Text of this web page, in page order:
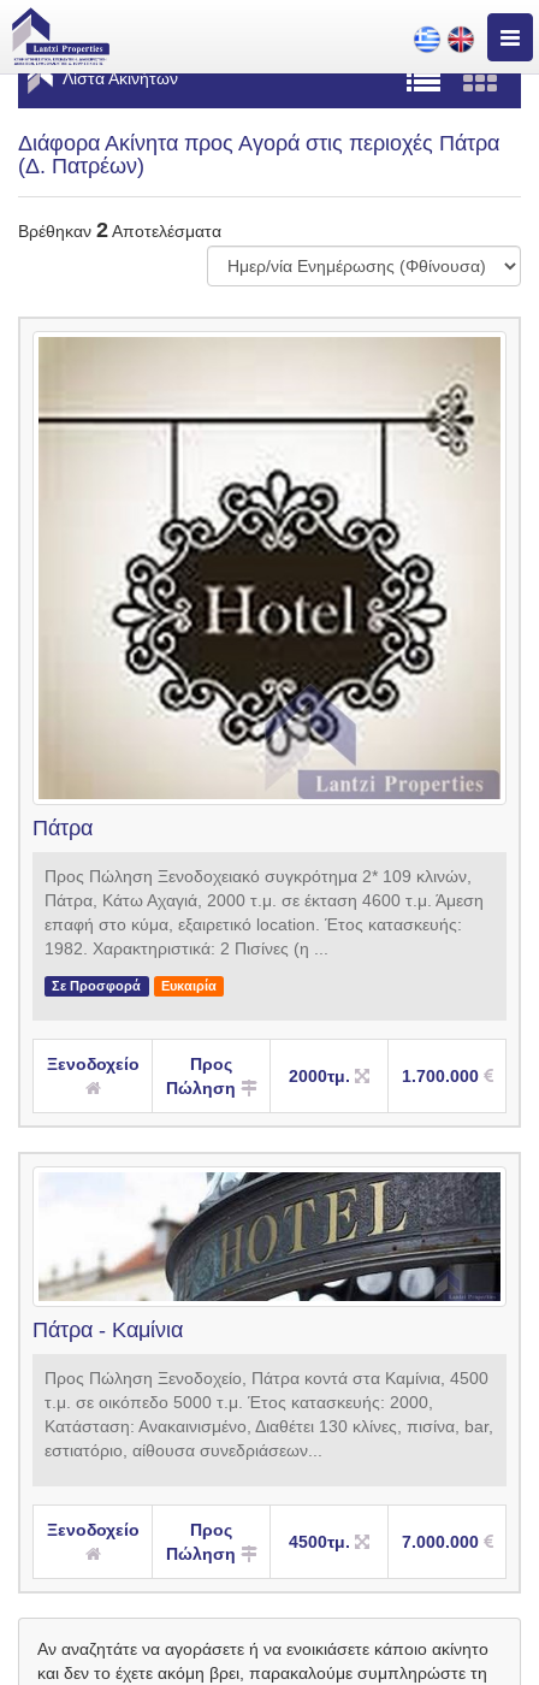
Λίστα Ακινήτων
Διάφορα Ακίνητα προς Αγορά στις περιοχές Πάτρα
(Δ. Πατρέων)
Βρέθηκαν 2Αποτελέσματα
Πάτρα
Προς Πώληση Ξενοδοχειακό συγκρότημα 2* 109 κλινών,
Πάτρα, Κάτω Αχαγιά, 2000 τ.μ. σε έκταση 4600 τ.μ. Άμεση
επαφή στο κύμα, εξαιρετικό location. Έτος κατασκευής:
1982. Χαρακτηριστικά: 2 Πισίνες (η ...
Σε Προσφορά Ευκαιρία
Ξενοδοχείο
Προς
Πώληση
2000τμ. 1.700.000
Πάτρα - Καμίνια
Προς Πώληση Ξενοδοχείο, Πάτρα κοντά στα Καμίνια, 4500
τ.μ. σε οικόπεδο 5000 τ.μ. Έτος κατασκευής: 2000,
Κατάσταση: Ανακαινισμένο, Διαθέτει 130 κλίνες, πισίνα, bar,
εστιατόριο, αίθουσα συνεδριάσεων...
Ξενοδοχείο
Προς
Πώληση
4500τμ. 7.000.000
Αν αναζητάτε να αγοράσετε ή να ενοικιάσετε κάποιο ακίνητο
και δεν το έχετε ακόμη βρει, παρακαλούμε συμπληρώστε τη